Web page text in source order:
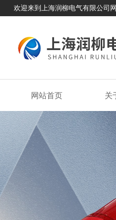
欢迎来到上海润柳电气有限公司网
网站首页 关